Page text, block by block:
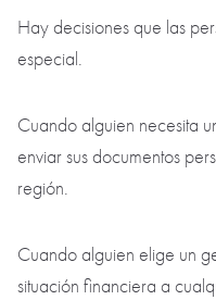
Hay decisiones que las
especial.
Cuando alguien necesita
enviar sus documentos
región.
Cuando alguien elige un
situación financiera a